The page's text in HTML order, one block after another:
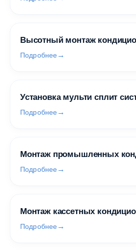
Высотный монтаж
Подробнее
Установка мульти сплит
Подробнее
Монтаж промышленных
Подробнее
Монтаж кассетных
Подробнее